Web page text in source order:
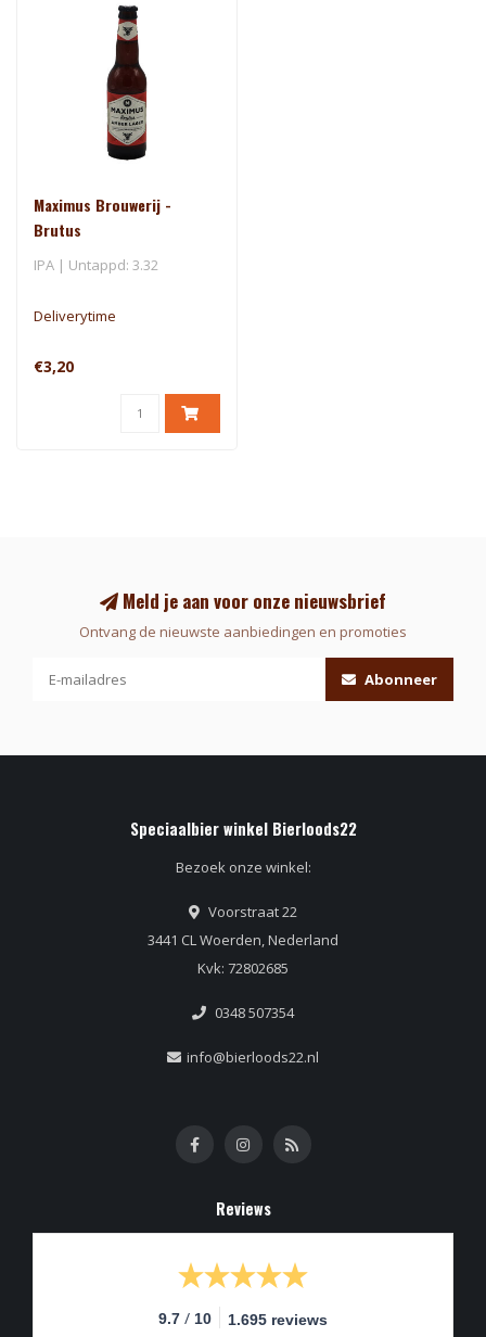
Maximus Brouwerij -
Brutus
IPA | Untappd: 3.32
Deliverytime
€3,20
Meld je aan voor onze nieuwsbrief
Ontvang de nieuwste aanbiedingen en promoties
Abonneer
Speciaalbier winkel Bierloods22
Bezoek onze winkel:
Voorstraat 22
3441 CL Woerden, Nederland
Kvk: 72802685
0348 507354
info@bierloods22.nl
Reviews
9.7 / 10 1.695 reviews